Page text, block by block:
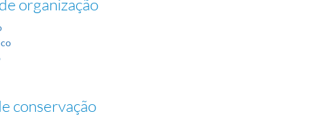
01-11
1988-07-07
organização
conservação